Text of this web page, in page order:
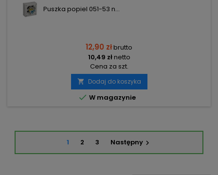
Puszka popiel 051-53 n...
12,90 złbrutto
10,49 złnetto
Cena za szt.
 Dodaj do koszyka
 W magazynie
1 2 3 Następny